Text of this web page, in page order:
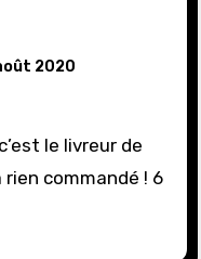
2020
rien commandé ! 6